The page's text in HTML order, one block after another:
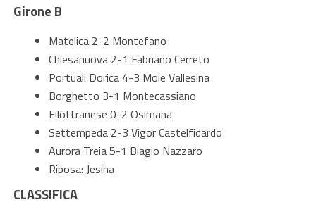
Girone B
Matelica 2-2 Montefano
Chiesanuova 2-1 Fabriano Cerreto
Portuali Dorica 4-3 Moie Vallesina
Borghetto 3-1 Montecassiano
Filottranese 0-2 Osimana
Settempeda 2-3 Vigor Castelfidardo
Aurora Treia 5-1 Biagio Nazzaro
Riposa: Jesina
CLASSIFICA